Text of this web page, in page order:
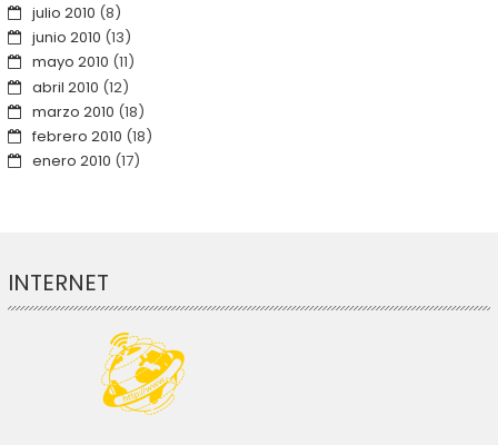
julio 2010 (8)
junio 2010 (13)
mayo 2010 (11)
abril 2010 (12)
marzo 2010 (18)
febrero 2010 (18)
enero 2010 (17)
INTERNET